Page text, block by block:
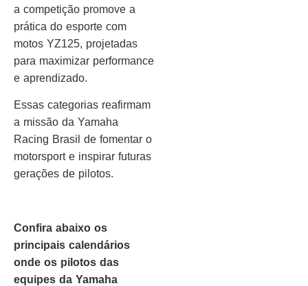
a competição promove a
prática do esporte com
motos YZ125, projetadas
para maximizar performance
e aprendizado.
Essas categorias reafirmam
a missão da Yamaha
Racing Brasil de fomentar o
motorsport e inspirar futuras
gerações de pilotos.
Confira abaixo os
principais calendários
onde os pilotos das
equipes da Yamaha